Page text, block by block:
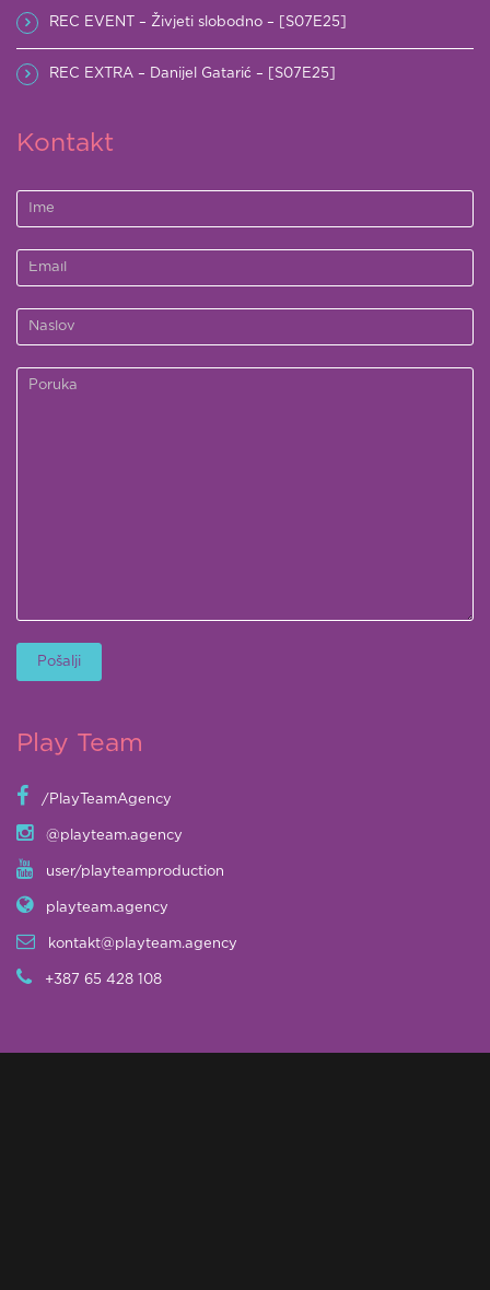
REC EVENT – Živjeti slobodno – [S07E25]
REC EXTRA – Danijel Gatarić – [S07E25]
Kontakt
Play Team
/PlayTeamAgency
@playteam.agency
user/playteamproduction
playteam.agency
kontakt@playteam.agency
+387 65 428 108